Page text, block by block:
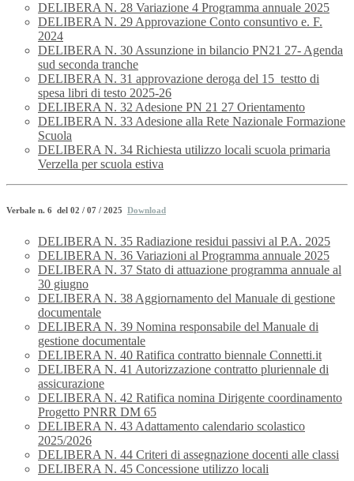
DELIBERA N. 28 Variazione 4 Programma annuale 2025
DELIBERA N. 29 Approvazione Conto consuntivo e. F.
2024
DELIBERA N. 30 Assunzione in bilancio PN21 27- Agenda
sud seconda tranche
DELIBERA N. 31 approvazione deroga del 15_testto di
spesa libri di testo 2025-26
DELIBERA N. 32 Adesione PN 21 27 Orientamento
DELIBERA N. 33 Adesione alla Rete Nazionale Formazione
Scuola
DELIBERA N. 34 Richiesta utilizzo locali scuola primaria
Verzella per scuola estiva
Verbale n. 6 del 02 / 07 / 2025 Download
DELIBERA N. 35 Radiazione residui passivi al P.A. 2025
DELIBERA N. 36 Variazioni al Programma annuale 2025
DELIBERA N. 37 Stato di attuazione programma annuale al
30 giugno
DELIBERA N. 38 Aggiornamento del Manuale di gestione
documentale
DELIBERA N. 39 Nomina responsabile del Manuale di
gestione documentale
DELIBERA N. 40 Ratifica contratto biennale Connetti.it
DELIBERA N. 41 Autorizzazione contratto pluriennale di
assicurazione
DELIBERA N. 42 Ratifica nomina Dirigente coordinamento
Progetto PNRR DM 65
DELIBERA N. 43 Adattamento calendario scolastico
2025/2026
DELIBERA N. 44 Criteri di assegnazione docenti alle classi
DELIBERA N. 45 Concessione utilizzo locali